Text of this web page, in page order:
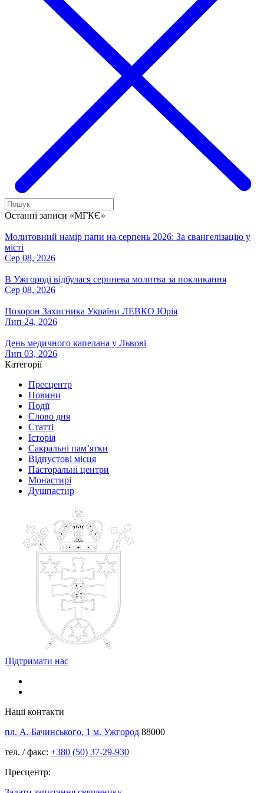
Останні записи «МГКЄ»
Молитовний намір папи на серпень 2026: За євангелізацію у
місті
Сер 08, 2026
В Ужгороді відбулася серпнева молитва за покликання
Сер 08, 2026
Похорон Захисника України ЛЕВКО Юрія
Лип 24, 2026
День медичного капелана у Львові
Лип 03, 2026
Категорії
Пресцентр
Новини
Події
Слово дня
Статті
Історія
Сакральні пам’ятки
Відпустові місця
Пасторальні центри
Монастирі
Душпастир
Підтримати нас
Наші контакти
пл. А. Бачинського, 1 м. Ужгород 88000
тел. / факс: +380 (50) 37-29-930
Пресцентр: